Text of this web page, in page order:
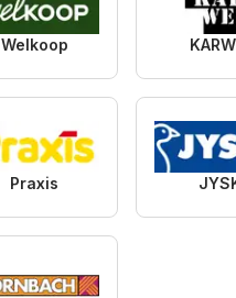
Welkoop
Praxis